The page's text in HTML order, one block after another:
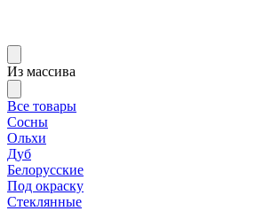
Из массива
Все товары
Сосны
Ольхи
Дуб
Белорусские
Под окраску
Стеклянные